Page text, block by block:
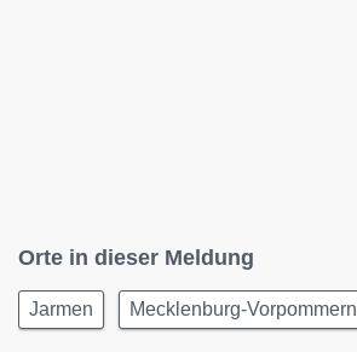
Orte in dieser Meldung
Jarmen Mecklenburg-Vorpommern